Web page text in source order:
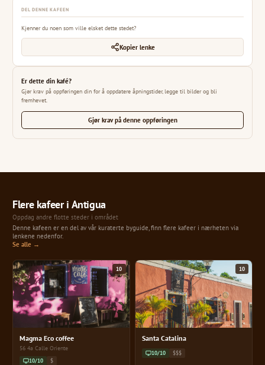
DEL DENNE KAFEEN
Kjenner du noen som ville elsket dette stedet?
Kopier lenke
Er dette din kafé?
Gjør krav på oppføringen din for å oppdatere åpningstider, legge til bilder og bli
fremhevet.
Gjør krav på denne oppføringen
Flere kafeer i Antigua
Oppdag andre flotte steder i området
Denne kafeen er en del av vår kuraterte byguide, finn flere kafeer i nærheten via
lenkene nedenfor.
Se alle →
10
Magma Eco coffee
56 4a Calle Oriente
10/10 $
10
Santa Catalina
10/10 $$$